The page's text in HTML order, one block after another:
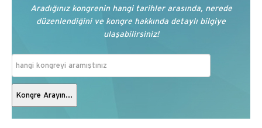
Aradığınız kongrenin hangi tarihler arasında, nerede
düzenlendiğini ve kongre hakkında detaylı bilgiye
ulaşabilirsiniz!